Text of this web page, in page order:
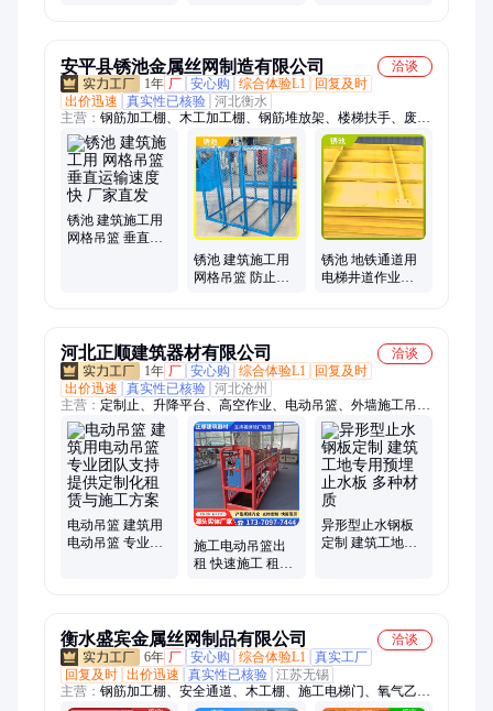
安平县锈池金属丝网制造有限公司
洽谈
1年 厂 安心购 综合体验L1
回复及时
出价迅速
真实性已核验 河北衡水
主营： 钢筋加工棚、木工加工棚、钢筋堆放架、楼梯扶手、废料
池、基坑护栏、电梯安全门、配电箱防护棚
锈池 建筑施工用
网格吊篮 垂直运
锈池 建筑施工用
网格吊篮 防止砖
锈池 地铁通道用
电梯井道作业平
河北正顺建筑器材有限公司
洽谈
1年 厂 安心购 综合体验L1
回复及时
出价迅速
真实性已核验 河北沧州
主营： 定制止、升降平台、高空作业、电动吊篮、外墙施工吊
篮、建筑止水、止水钢板、止水钢片、拉森钢板桩
电动吊篮 建筑用
电动吊篮 专业团
施工电动吊篮出
租 快速施工 租赁
异形型止水钢板
定制 建筑工地专
衡水盛宾金属丝网制品有限公司
洽谈
6年 厂 安心购 综合体验L1 真实工厂
回复及时 出价迅速 真实性已核验 江苏无锡
主营： 钢筋加工棚、安全通道、木工棚、施工电梯门、氧气乙炔